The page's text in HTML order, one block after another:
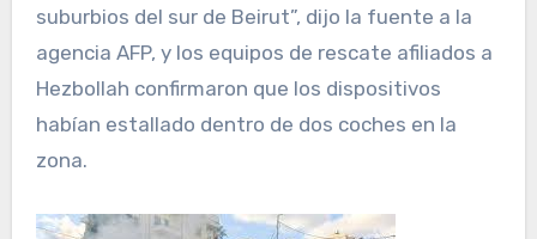
suburbios del sur de Beirut”, dijo la fuente a la
agencia AFP, y los equipos de rescate afiliados a
Hezbollah confirmaron que los dispositivos
habían estallado dentro de dos coches en la
zona.